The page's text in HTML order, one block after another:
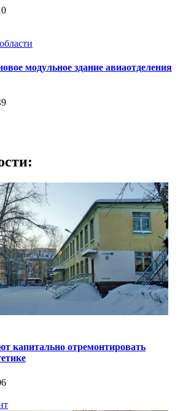
модульное здание авиаотделения
капитально отремонтировать